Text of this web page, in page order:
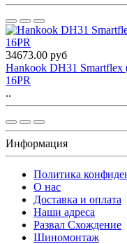
34673.00 руб
Hankook DH31
16PR
..
Информация
Политика
O нас
Доставка и оплата
Наши адреса
Развал Схождение
Шиномонтаж